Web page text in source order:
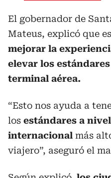
El gobernador de
Mateus, explicó que
mejorar la
elevar los
terminal aérea.
“Esto nos ayuda a
los estándares a
internacional más
viajero”, aseguró el